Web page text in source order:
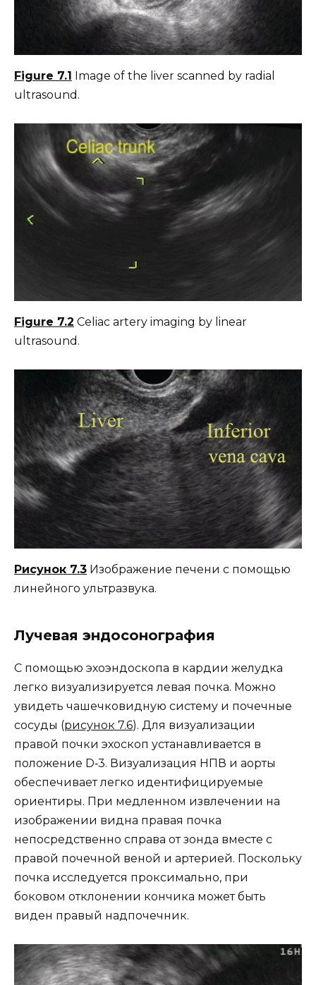
Figure 7.1 Image of the liver scanned by radial
ultrasound.
Figure 7.2 Celiac artery imaging by linear
ultrasound.
Рисунок 7.3 Изображение печени с помощью
линейного ультразвука.
Лучевая эндосонография
С помощью эхоэндоскопа в кардии желудка
легко визуализируется левая почка. Можно
увидеть чашечковидную систему и почечные
сосуды (рисунок 7.6). Для визуализации
правой почки эхоскоп устанавливается в
положение D‐3. Визуализация НПВ и аорты
обеспечивает легко идентифицируемые
ориентиры. При медленном извлечении на
изображении видна правая почка
непосредственно справа от зонда вместе с
правой почечной веной и артерией. Поскольку
почка исследуется проксимально, при
боковом отклонении кончика может быть
виден правый надпочечник.